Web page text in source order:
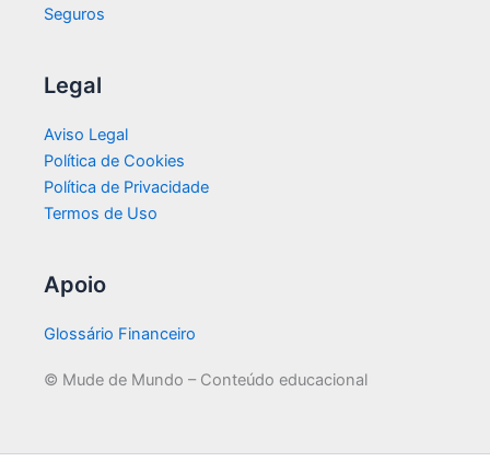
Seguros
Legal
Aviso Legal
Política de Cookies
Política de Privacidade
Termos de Uso
Apoio
Glossário Financeiro
© Mude de Mundo – Conteúdo educacional